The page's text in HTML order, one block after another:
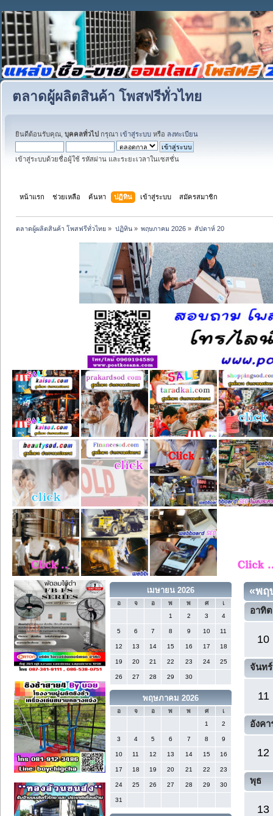
ตลาดผู้ผลิตสินค้า โพสฟรีทั่วไทย
ยินดีต้อนรับคุณ, บุคคลทั่วไป กรุณา เข้าสู่ระบบ หรือ ลงทะเบียน
เข้าสู่ระบบด้วยชื่อผู้ใช้ รหัสผ่าน และระยะเวลาในเซสชั่น
หน้าแรก ช่วยเหลือ ค้นหา ปฏิทิน เข้าสู่ระบบ สมัครสมาชิก
ตลาดผู้ผลิตสินค้า โพสฟรีทั่วไทย » ปฏิทิน» พฤษภาคม 2026» สัปดาห์ 20
เมษายน 2026
อ จ อ พ พ ศ
เ
1
2 3 4
5 6 7 8 9 10 11
12 13 14 15 16 17 18
19 20 21 22 23 24 25
26 27 28 29 30
พฤษภาคม 2026
อ จ อ พ พ ศ
เ
1
2
3 4 5 6 7 8 9
10 11 12 13 14 15 16
17 18 19 20 21 22 23
24 25 26 27 28 29 30
31
«พฤ
อาทิ
10
จันทร์
11
อังคา
12
พุธ
13